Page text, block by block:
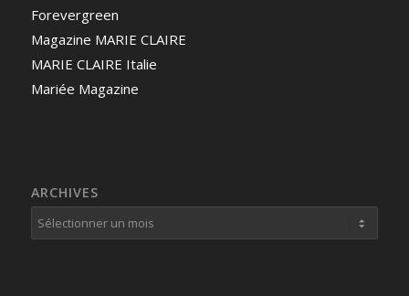
Forevergreen
Magazine MARIE CLAIRE
MARIE CLAIRE Italie
Mariée Magazine
ARCHIVES